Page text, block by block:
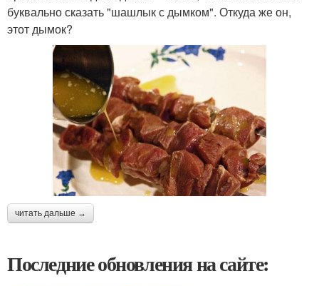
буквально сказать "шашлык с дымком". Откуда же он,
этот дымок?
читать дальше →
Последние обновления на сайте: